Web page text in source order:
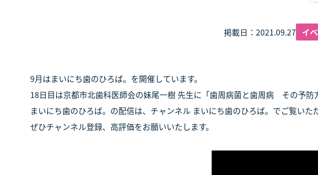
掲載日：2021.09.27 イ
9月はまいにち歯のひろば。を開催しています。
18日目は京都市北歯科医師会の妹尾一樹 先生に「歯周病菌と歯周病 その予防
まいにち歯のひろば。の配信は、チャンネル まいにち歯のひろば。でご覧いた
ぜひチャンネル登録、高評価をお願いいたします。